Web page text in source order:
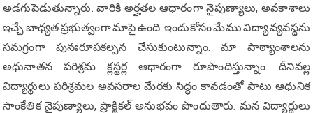
అడగుపెడుతున్నారు. వారికి అర్హతల ఆధారంగా నైపుణ్యాలు, అవకాశాలు
ఇచ్చే బాధ్యత ప్రభుత్వంగా మాపై ఉంది. ఇందుకోసం మేము విద్యా వ్యవస్థను
సమగ్రంగా పునఃరూపకల్పన చేసుకుంటున్నాం. మా పాఠ్యాంశాలను
అధునాతన పరిశ్రమ క్లస్టర్ల ఆధారంగా రూపొందిస్తున్నాం. దీనివల్ల
విద్యార్థులు పరిశ్రమల అవసరాల మేరకు సిద్ధం కావడంతో పాటు ఆధునిక
సాంకేతిక నైపుణ్యాలు, ప్రాక్టికల్ అనుభవం పొందుతారు. మన విద్యార్థులు